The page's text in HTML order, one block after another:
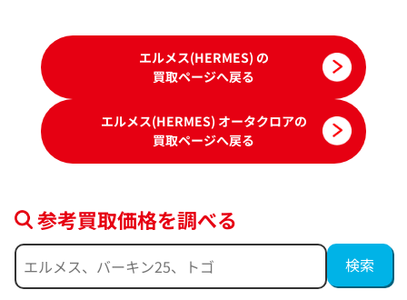
エルメス(HERMES) の
買取ページへ戻る
エルメス(HERMES) オータクロアの
買取ページへ戻る
参考買取価格を調べる